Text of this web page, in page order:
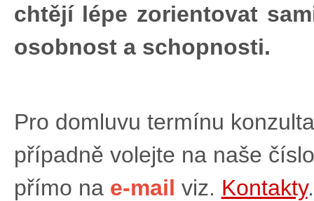
chtějí lépe zorientovat
osobnost a schopnosti.
Pro domluvu termínu
případně volejte na naše
přímo na e-mail viz. Kontakty